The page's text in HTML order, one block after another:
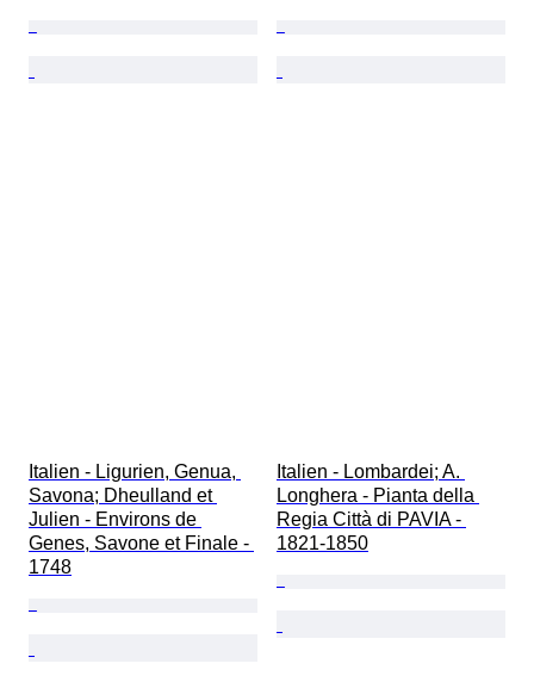
Italien - Ligurien, Genua,
Savona; Dheulland et
Julien - Environs de
Genes, Savone et Finale -
1748
Italien - Lombardei; A.
Longhera - Pianta della
Regia Città di PAVIA -
1821-1850